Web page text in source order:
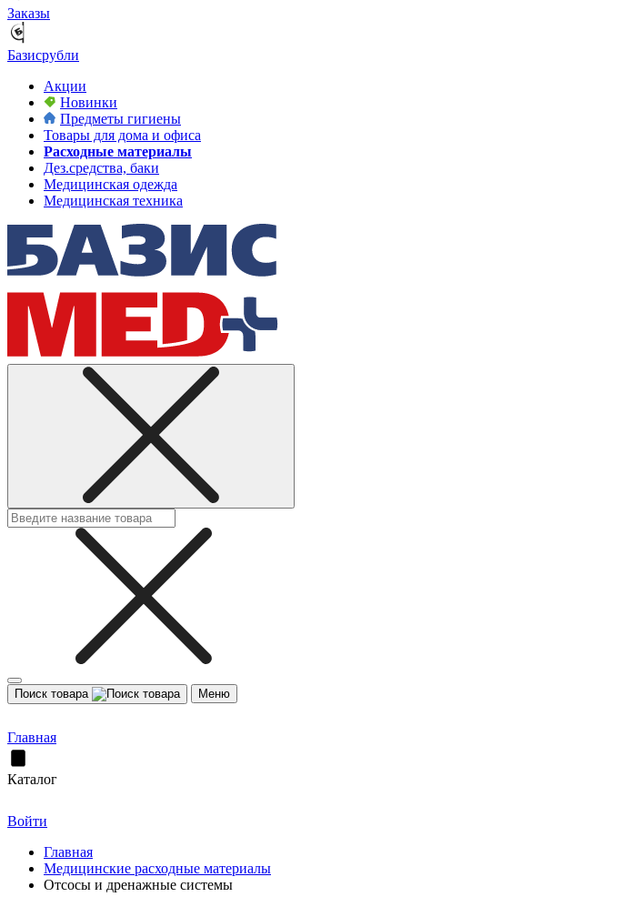
Заказы
Базисрубли
Акции
Новинки
Предметы гигиены
Товары для дома и офиса
Расходные материалы
Дез.средства, баки
Медицинская одежда
Медицинская техника
Поиск товара Меню
Главная
Каталог
Войти
Главная
Медицинские расходные материалы
Отсосы и дренажные системы